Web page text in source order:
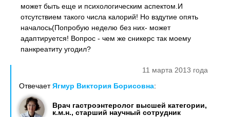
может быть еще и психологическим аспектом.И
отсутствием такого числа калорий! Но вздутие опять
началось(Попробую неделю без них- может
адаптируется! Вопрос - чем же сникерс так моему
панкреатиту угодил?
11 марта 2013 года
ОтвечаетЯгмур Виктория Борисовна:
Врач гастроэнтеролог высшей категории,
к.м.н., старший научный сотрудник